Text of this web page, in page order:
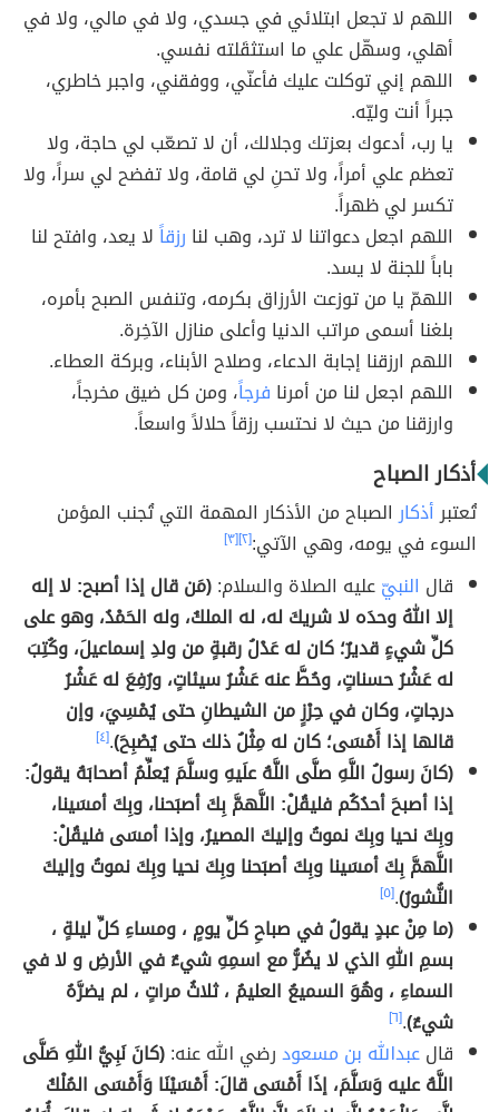
اللهم لا تجعل ابتلائي في جسدي، ولا في مالي، ولا في
أهلي، وسهّل علي ما استثقَلته نفسي.
اللهم إني توكلت عليك فأعنّي، ووفقني، واجبر خاطري،
جبراً أنت وليّه.
يا رب، أدعوك بعزتك وجلالك، أن لا تصعّب لي حاجة، ولا
تعظم علي أمراً، ولا تحنِ لي قامة، ولا تفضح لي سراً، ولا
تكسر لي ظهراً.
اللهم اجعل دعواتنا لا ترد، وهب لنا رزقاًلا يعد، وافتح لنا
باباً للجنة لا يسد.
اللهمّ يا من توزعت الأرزاق بكرمه، وتنفس الصبح بأمره،
بلغنا أسمى مراتب الدنيا وأعلى منازل الآخِرة.
اللهم ارزقنا إجابة الدعاء، وصلاح الأبناء، وبركة العطاء.
اللهم اجعل لنا من أمرنا فرجاً، ومن كل ضيق مخرجاً،
وارزقنا من حيث لا نحتسب رزقاً حلالاً واسعاً.
أذكار الصباح
تُعتبرأذكارالصباح من الأذكار المهمة التي تُجنب المؤمن
السوء في يومه، وهي الآتي:[٢] [٣]
قال النبيّعليه الصلاة والسلام:(مَن قال إذا أصبح: لا إله
إلا اللهُ وحدَه لا شريكَ له، له الملكُ، وله الحَمْدُ، وهو على
كلِّ شيءٍ قديرٌ؛ كان له عَدْلُ رقبةٍ من ولدِ إسماعيلَ، وكُتِبَ
له عَشْرُ حسناتٍ، وحُطَّ عنه عَشْرُ سيئاتٍ، ورُفِعَ له عَشْرُ
درجاتٍ، وكان في حِرْزٍ من الشيطانِ حتى يُمْسِيَ، وإن
قالها إذا أَمْسَى؛ كان له مِثْلُ ذلك حتى يُصْبِحَ).[٤]
(كانَ رسولُ اللَّهِ صلَّى اللَّهُ علَيهِ وسلَّمَ يُعلِّمُ أصحابَهُ يقولُ:
إذا أصبحَ أحدُكُم فليقُلْ: اللَّهمَّ بِكَ أصبَحنا، وبِكَ أمسَينا،
وبِكَ نحيا وبِكَ نموتُ وإليكَ المصيرُ، وإذا أمسَى فليقُلْ:
اللَّهمَّ بِكَ أمسَينا وبِكَ أصبَحنا وبِكَ نحيا وبِكَ نموتُ وإليكَ
النُّشورُ).[٥]
(ما مِنْ عبدٍ يقولُ في صباحِ كلِّ يومٍ ، ومساءِ كلِّ ليلةٍ ،
بسمِ اللهِ الذي لا يضُرُّ مع اسمِهِ شيءٌ في الأرضِ و لا في
السماءِ ، وهُوَ السميعُ العليمُ ، ثلاثُ مراتٍ ، لم يضرَّهُ
شيءٌ).[٦]
قالعبدالله بن مسعودرضي الله عنه:(كانَ نَبِيُّ اللهِ صَلَّى
اللَّهُ عليه وَسَلَّمَ، إذَا أَمْسَى قالَ: أَمْسَيْنَا وَأَمْسَى المُلْكُ